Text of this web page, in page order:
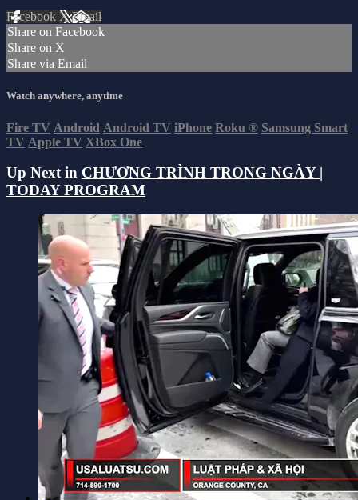
Facebook XEmail
Share on Facebook
Share on X
Share via Email
Watch anywhere, anytime
Fire TV Android Android TV iPhone Roku ® Samsung Smart
TV Apple TV XBox One
Up Next in CHƯƠNG TRÌNH TRONG NGÀY |
TODAY PROGRAM